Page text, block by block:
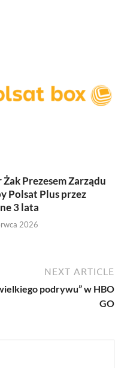
Prezesem Zarządu
Polsat Plus przez
3 lata
2026
NEXT ARTICLE
podrywu” w HBO
GO